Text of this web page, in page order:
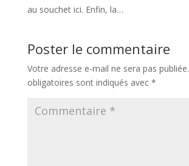
au souchet ici. Enfin, la…
Poster le commentaire
Votre adresse e-mail ne sera pas publiée.
obligatoires sont indiqués avec *